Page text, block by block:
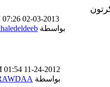
02-03-2013
07:26 PM
بواسطةkhaledeldeeb
11-24-2012
01:54 AM
بواسطةRAWDAA